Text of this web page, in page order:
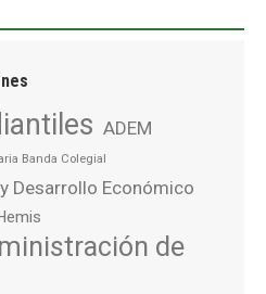
ADEM
Banda Colegial
Desarrollo Económico
de